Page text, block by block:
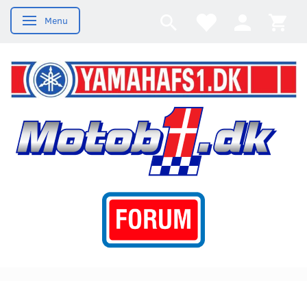
Skifte navigation
Menu